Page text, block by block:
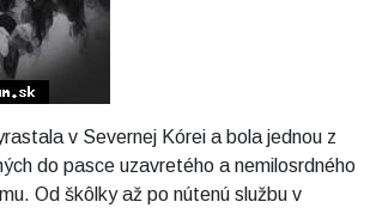
v Severnej Kórei a bola jednou z
do pasce uzavretého a nemilosrdného
Od škôlky až po nútenú službu v